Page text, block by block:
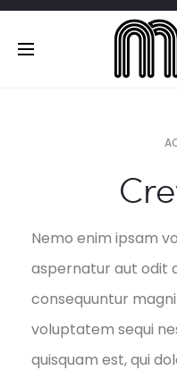
Nemo enim ipsam
aspernatur aut odit
consequuntur
voluptatem sequi
quisquam est, qui